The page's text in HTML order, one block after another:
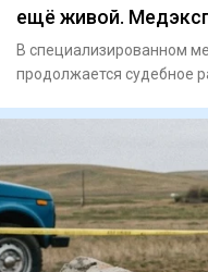
ещё живой.
В специализированном
продолжается судебное